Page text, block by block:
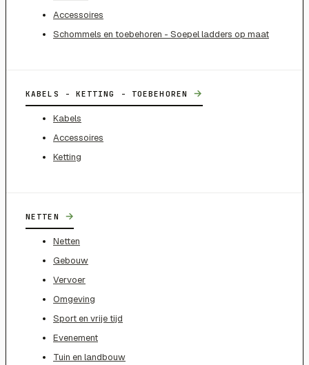
Accessoires
Schommels en toebehoren - Soepel ladders op maat
KABELS - KETTING - TOEBEHOREN →
Kabels
Accessoires
Ketting
NETTEN →
Netten
Gebouw
Vervoer
Omgeving
Sport en vrije tijd
Evenement
Tuin en landbouw